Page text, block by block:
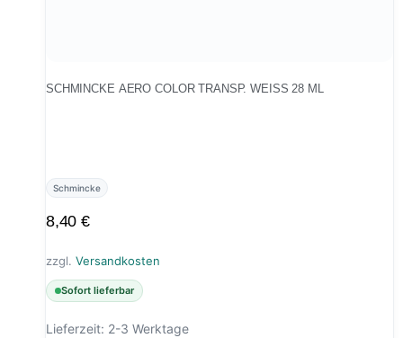
SCHMINCKE AERO COLOR TRANSP. WEISS 28 ML
Schmincke
8,40€
zzgl. Versandkosten
Sofort lieferbar
Lieferzeit: 2-3 Werktage